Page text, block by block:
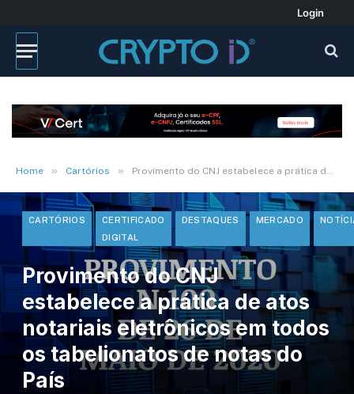
Login
Home » Cartórios » Provimento do CNJ estabelece a prática de atos notariais eletrônicos em todos os tabelionatos de notas do País
CARTÓRIOS
CERTIFICADO
DIGITAL
DESTAQUES MERCADO
Provimento do CNJ
estabelece a prática de atos
notariais eletrônicos em todos
os tabelionatos de notas do
País